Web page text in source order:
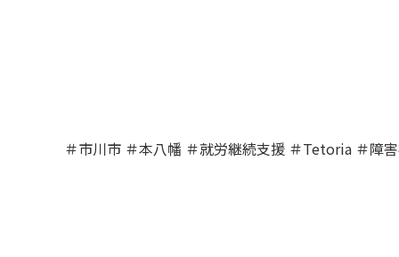
＃市川市 ＃本八幡 ＃就労継続支援 ＃Tetoria ＃障